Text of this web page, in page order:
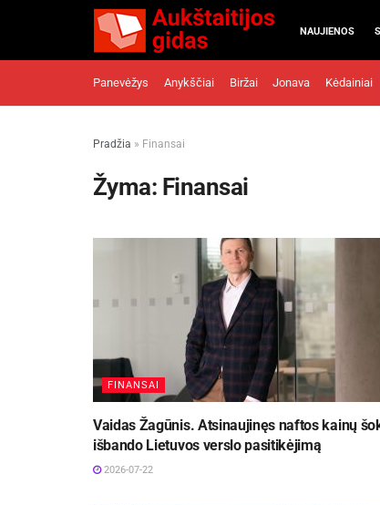
NAUJIENOS
Panevėžys Anykščiai Biržai Jonava Kėdainiai
Pradžia » Finansai
Žyma: Finansai
FINANSAI
Vaidas Žagūnis. Atsinaujinęs naftos kainų
išbando Lietuvos verslo pasitikėjimą
2026-07-22